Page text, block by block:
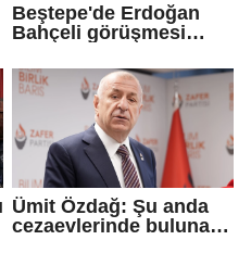
Beştepe'de Erdoğan
Bahçeli görüşmesi
Ümit Özdağ: Şu anda
cezaevlerinde bulunan